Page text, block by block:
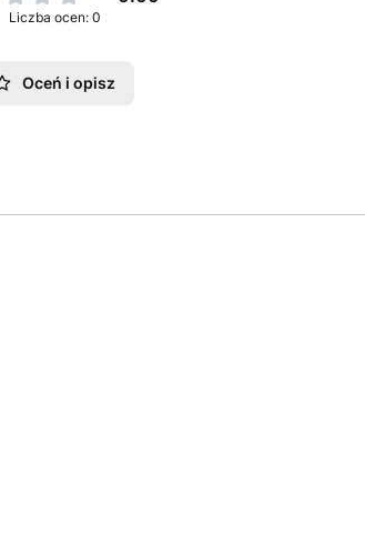
Liczba ocen: 0
Oceń i opisz